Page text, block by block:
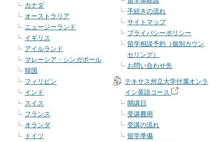
カナダ
オーストラリア
ニュージーランド
イギリス
アイルランド
マレーシア・シンガポール
韓国
フィリピン
インド
スイス
フランス
オランダ
ドイツ
手続きの流れ
サイトマップ
プライバシーポリシー
留学相談予約（個別カウン
セリング）
お問い合わせ先
テキサス州立大学付属オンラ
イン英語コース
開講日
受講費用
受講の流れ
留学準備